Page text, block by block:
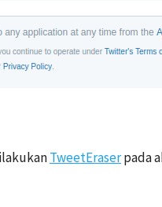
TweetEraserpada